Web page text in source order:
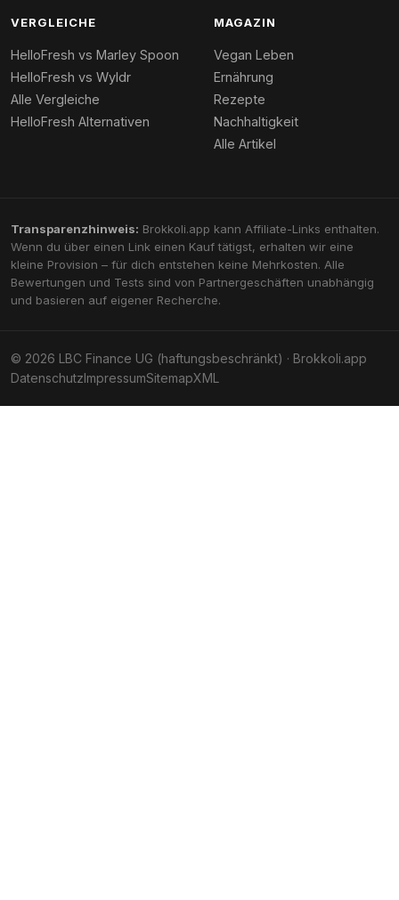
VERGLEICHE
HelloFresh vs Marley Spoon
HelloFresh vs Wyldr
Alle Vergleiche
HelloFresh Alternativen
MAGAZIN
Vegan Leben
Ernährung
Rezepte
Nachhaltigkeit
Alle Artikel
Transparenzhinweis: Brokkoli.app kann Affiliate-Links enthalten.
Wenn du über einen Link einen Kauf tätigst, erhalten wir eine
kleine Provision – für dich entstehen keine Mehrkosten. Alle
Bewertungen und Tests sind von Partnergeschäften unabhängig
und basieren auf eigener Recherche.
© 2026 LBC Finance UG (haftungsbeschränkt) · Brokkoli.app
DatenschutzImpressumSitemapXML